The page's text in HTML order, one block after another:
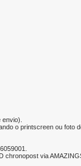
o printscreen ou foto
via